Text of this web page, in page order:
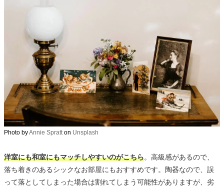
Photo byAnnie Spratton Unsplash
洋室にも和室にもマッチしやすいのがこちら。高級感があるので、
落ち着きのあるシックなお部屋にもおすすめです。陶器なので、誤
って落としてしまった場合は割れてしまう可能性がありますが、劣